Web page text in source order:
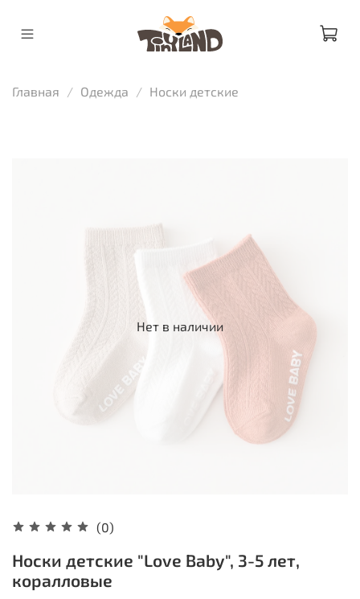
Главная Одежда Носки детские
Нет в наличии
(0)
Носки детские "Love Baby", 3-5 лет,
коралловые